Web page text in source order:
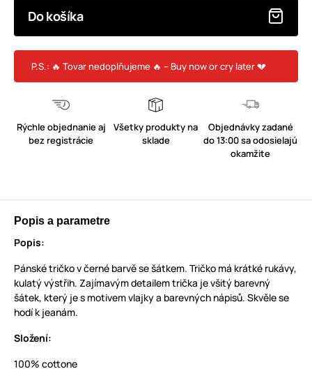
Do košíka
P.S.: 🔥 Tovar nedoplňujeme 🔥 – Buy now or cry later 💔
Rýchle objednanie aj
bez registrácie
Všetky produkty na
sklade
Objednávky zadané
do 13:00 sa odosielajú
okamžite
Popis a parametre
Popis:
Pánské tričko v černé barvě se šátkem. Tričko má krátké rukávy,
kulatý výstřih. Zajímavým detailem trička je všitý barevný
šátek, který je s motivem vlajky a barevných nápisů. Skvěle se
hodí k jeanám.
Složení:
100% cottone